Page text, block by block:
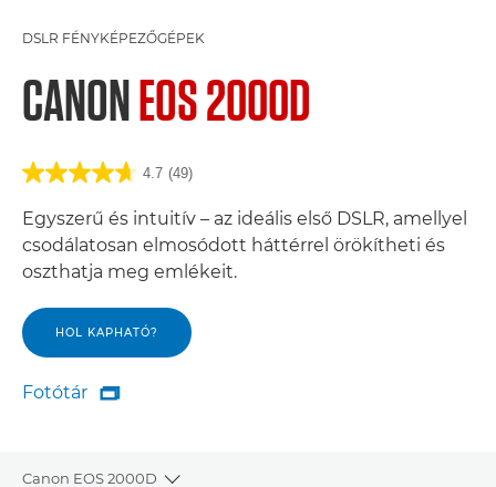
DSLR FÉNYKÉPEZŐGÉPEK
CANONEOS 2000D
4.7 (49)
Egyszerű és intuitív – az ideális első DSLR, amellyel
csodálatosan elmosódott háttérrel örökítheti és
oszthatja meg emlékeit.
HOL KAPHATÓ?
Fotótár
Fotótár

Canon EOS 2000D